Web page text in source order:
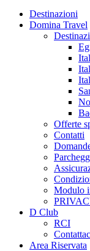
Destinazioni
Domina Travel
Offerte
Contatti
Modulo
D Club
RCI
Area Riservata